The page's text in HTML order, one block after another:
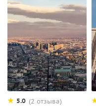
5.0 (2 отзыва)